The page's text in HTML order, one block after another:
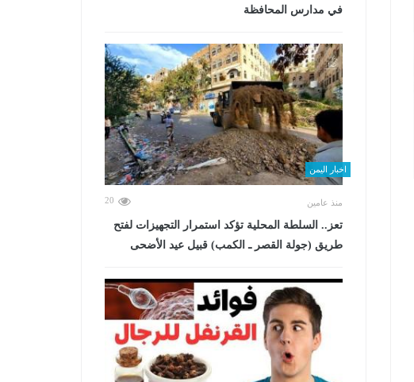
في مدارس المحافظة
اخبار اليمن
منذ عامين 20
تعز.. السلطة المحلية تؤكد استمرار التجهيزات لفتح
طريق (جولة القصر ـ الكمب) قبيل عيد الأضحى